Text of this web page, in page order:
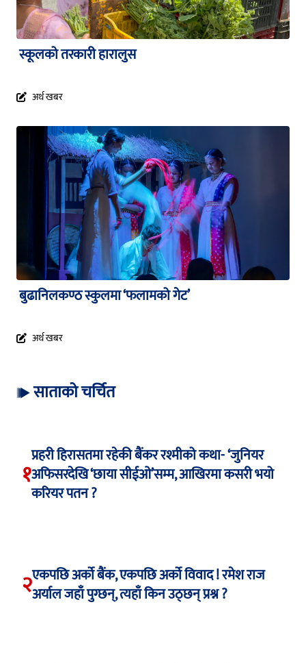
स्कूलको तरकारी हारालुस
अर्थ खबर
बुढानिलकण्ठ स्कुलमा ‘फलामको गेट’
अर्थ खबर
साताको चर्चित
१
प्रहरी हिरासतमा रहेकी बैंकर रश्मीको कथा- ‘जुनियर
अफिसरदेखि ‘छाया सीईओ’सम्म, आखिरमा कसरी भयो
करियर पतन ?
२एकपछि अर्को बैंक, एकपछि अर्को विवाद ! रमेश राज
अर्याल जहाँ पुग्छन्, त्यहाँ किन उठ्छन् प्रश्न ?